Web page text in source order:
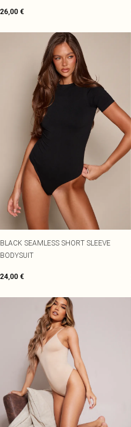
26,00 €
BLACK SEAMLESS SHORT SLEEVE
BODYSUIT
24,00 €